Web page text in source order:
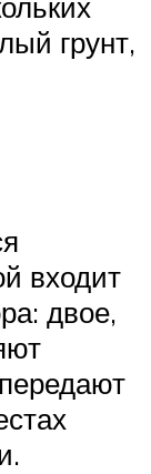
грунт,
входит
двое,